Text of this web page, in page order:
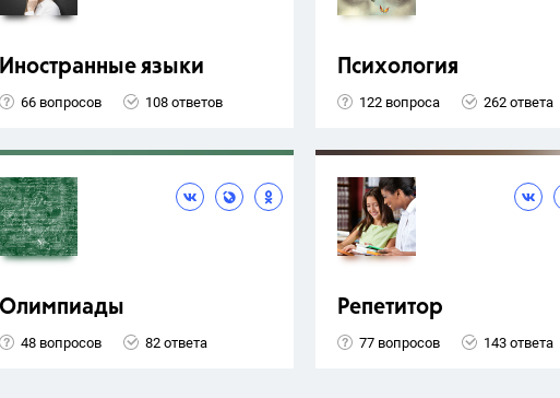
Иностранные языки
66 вопросов 108 ответов
Психология
122 вопроса 262 ответа
Олимпиады
48 вопросов 82 ответа
Репетитор
77 вопросов 143 ответа